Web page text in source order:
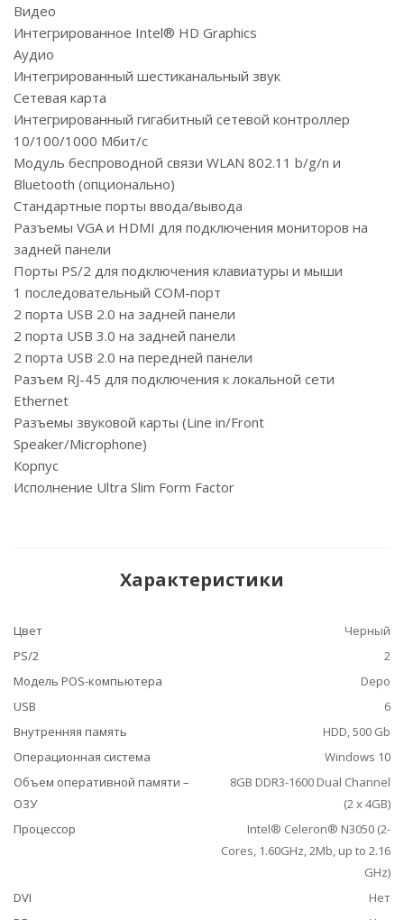
Видео
Интегрированное Intel® HD Graphics
Аудио
Интегрированный шестиканальный звук
Сетевая карта
Интегрированный гигабитный сетевой контроллер
10/100/1000 Мбит/с
Модуль беспроводной связи WLAN 802.11 b/g/n и
Bluetooth (опционально)
Стандартные порты ввода/вывода
Разъемы VGA и HDMI для подключения мониторов на
задней панели
Порты PS/2 для подключения клавиатуры и мыши
1 последовательный COM-порт
2 порта USB 2.0 на задней панели
2 порта USB 3.0 на задней панели
2 порта USB 2.0 на передней панели
Разъем RJ-45 для подключения к локальной сети
Ethernet
Разъемы звуковой карты (Line in/Front
Speaker/Microphone)
Корпус
Исполнение Ultra Slim Form Factor
Характеристики
Цвет
Черный
PS/2
2
Модель POS-компьютера
Depo
USB
6
Внутренняя память
HDD, 500 Gb
Операционная система
Windows 10
Объем оперативной памяти –
ОЗУ
8GB DDR3-1600 Dual Channel
(2 x 4GB)
Процессор
Intel® Celeron® N3050 (2-
Cores, 1.60GHz, 2Mb, up to 2.16
GHz)
DVI
Нет